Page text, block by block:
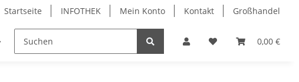
Startseite INFOTHEK Mein Konto Kontakt Großhandel
0,00 €
& Bürobedarf PVC Kartendrucker & Zubehör TiDis